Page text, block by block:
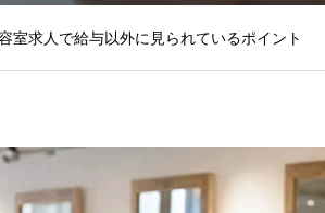
室求人で給与以外に見られているポイント